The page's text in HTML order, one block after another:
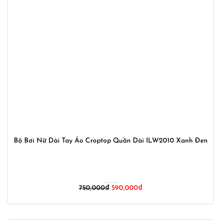
Bộ Bơi Nữ Dài Tay Áo Croptop Quần Dài ILW2010 Xanh Đen
750,000₫ Giá
750,000₫.
590,000₫Giá
là: